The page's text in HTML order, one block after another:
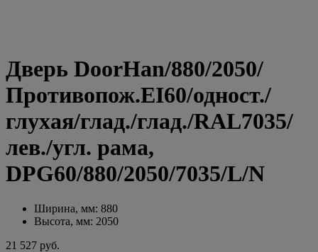
Дверь DoorHan/880/2050/
Противопож.EI60/одност./
глухая/глад./глад./RAL7035/
лев./угл. рама,
DPG60/880/2050/7035/L/N
Ширина, мм: 880
Высота, мм: 2050
21 527 руб.